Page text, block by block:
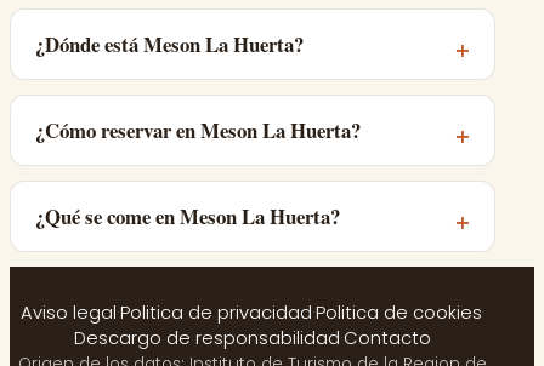
¿Dónde está Meson La Huerta?
¿Cómo reservar en Meson La Huerta?
¿Qué se come en Meson La Huerta?
Aviso legal·Politica de privacidad·Politica de cookies·
Descargo de responsabilidad·Contacto